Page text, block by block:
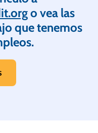
o vea las
que tenemos